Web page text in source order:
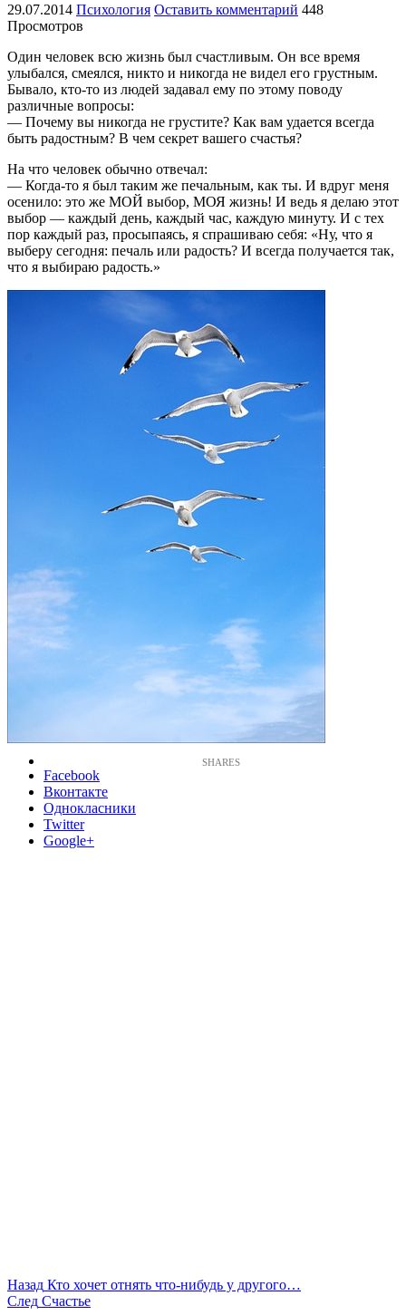
29.07.2014 Психология Оставить комментарий 448
Просмотров
Один человек всю жизнь был счастливым. Он все время
улыбался, смеялся, никто и никогда не видел его грустным.
Бывало, кто-то из людей задавал ему по этому поводу
различные вопросы:
— Почему вы никогда не грустите? Как вам удается всегда
быть радостным? В чем секрет вашего счастья?
На что человек обычно отвечал:
— Когда-то я был таким же печальным, как ты. И вдруг меня
осенило: это же МОЙ выбор, МОЯ жизнь! И ведь я делаю этот
выбор — каждый день, каждый час, каждую минуту. И с тех
пор каждый раз, просыпаясь, я спрашиваю себя: «Ну, что я
выберу сегодня: печаль или радость? И всегда получается так,
что я выбираю радость.»
Facebook
Вконтакте
Однокласники
Twitter
Google+
Назад Кто хочет отнять что-нибудь у другого…
След Счастье